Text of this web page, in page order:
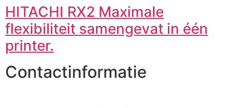
HITACHI RX2 Maximale
flexibiliteit samengevat in één
printer.
Contactinformatie